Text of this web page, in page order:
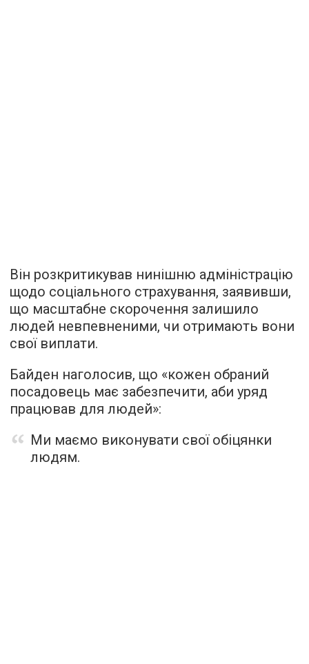
Він розкритикував нинішню адміністрацію
щодо соціального страхування, заявивши,
що масштабне скорочення залишило
людей невпевненими, чи отримають вони
свої виплати.
Байден наголосив, що «кожен обраний
посадовець має забезпечити, аби уряд
працював для людей»:
Ми маємо виконувати свої обіцянки
людям.